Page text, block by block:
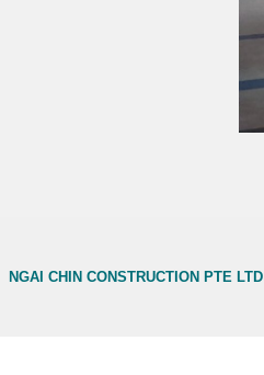
NGAI CHIN CONSTRUCTION PTE LTD